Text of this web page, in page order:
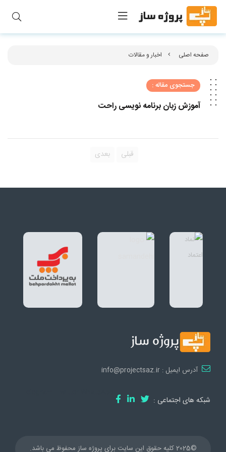
صفحه اصلی اخبار و مقالات
جستجوی مقاله :
آموزش زبان برنامه نویسی راحت
آدرس ایمیل : info@projectsaz.ir
شبکه های اجتماعی :
©2025 کلیه حقوق این سایت برای پروژه ساز محفوظ می باشد.